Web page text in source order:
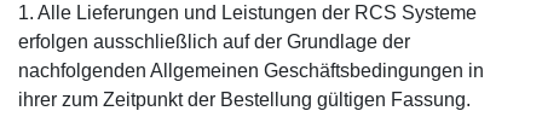
1. Alle Lieferungen und Leistungen der RCS Systeme
erfolgen ausschließlich auf der Grundlage der
nachfolgenden Allgemeinen Geschäftsbedingungen in
ihrer zum Zeitpunkt der Bestellung gültigen Fassung.